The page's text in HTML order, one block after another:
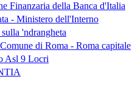
Finanzaria della Banca d'Italia
- Ministero dell'Interno
'ndrangheta
di Roma - Roma capitale
Asl 9 Locri